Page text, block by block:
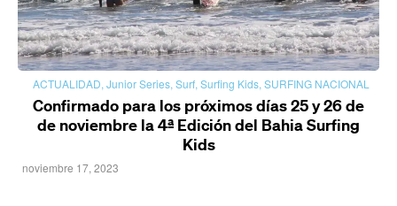
ACTUALIDAD, Junior Series, Surf, Surfing Kids, SURFING NACIONAL
Confirmado para los próximos días 25 y 26 de
de noviembre la 4ª Edición del Bahia Surfing
Kids
noviembre 17, 2023